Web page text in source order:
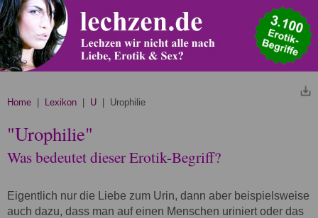
Home Lexikon U | Urophilie
"Urophilie"
Was bedeutet dieser Erotik-Begriff?
Eigentlich nur die Liebe zum Urin, dann aber beispielsweise
auch dazu, dass man auf einen Menschen uriniert oder das